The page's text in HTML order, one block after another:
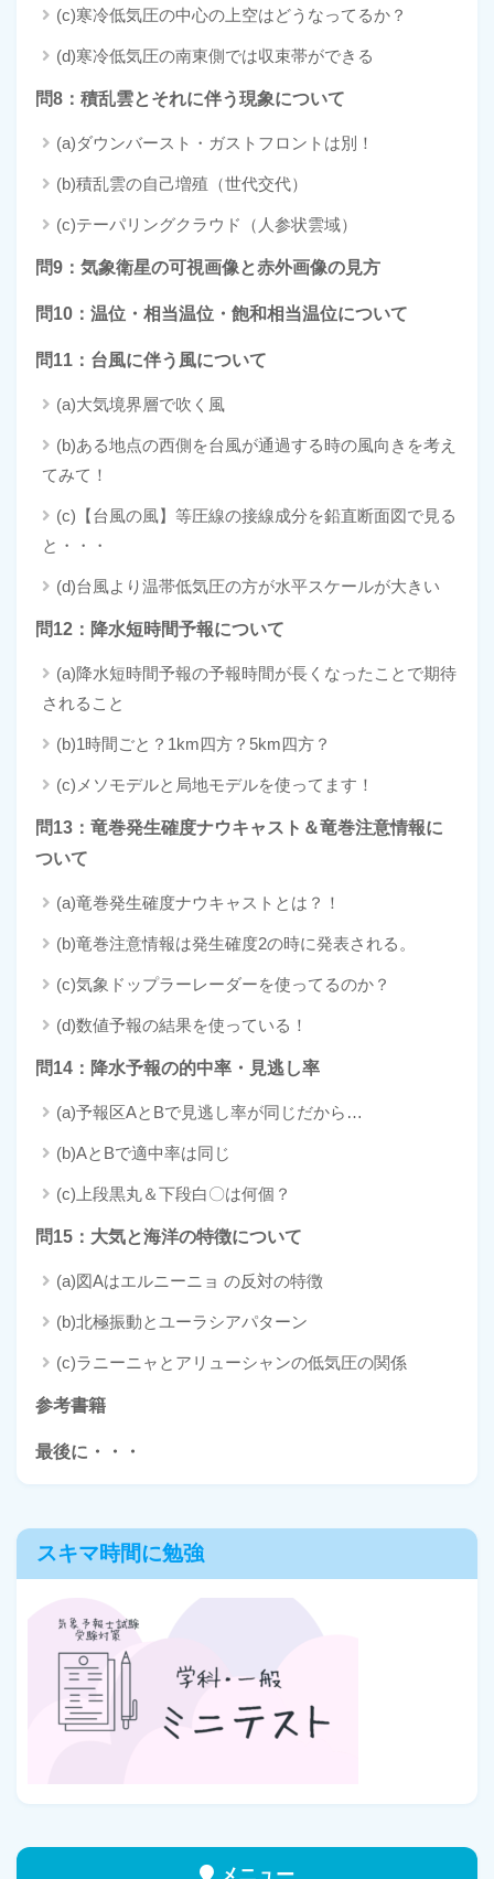
(c)寒冷低気圧の中心の上空はどうなってるか？
(d)寒冷低気圧の南東側では収束帯ができる
問8：積乱雲とそれに伴う現象について
(a)ダウンバースト・ガストフロントは別！
(b)積乱雲の自己増殖（世代交代）
(c)テーパリングクラウド（人参状雲域）
問9：気象衛星の可視画像と赤外画像の見方
問10：温位・相当温位・飽和相当温位について
問11：台風に伴う風について
(a)大気境界層で吹く風
(b)ある地点の西側を台風が通過する時の風向きを考え
てみて！
(c)【台風の風】等圧線の接線成分を鉛直断面図で見る
と・・・
(d)台風より温帯低気圧の方が水平スケールが大きい
問12：降水短時間予報について
(a)降水短時間予報の予報時間が長くなったことで期待
されること
(b)1時間ごと？1km四方？5km四方？
(c)メソモデルと局地モデルを使ってます！
問13：竜巻発生確度ナウキャスト＆竜巻注意情報に
ついて
(a)竜巻発生確度ナウキャストとは？！
(b)竜巻注意情報は発生確度2の時に発表される。
(c)気象ドップラーレーダーを使ってるのか？
(d)数値予報の結果を使っている！
問14：降水予報の的中率・見逃し率
(a)予報区AとBで見逃し率が同じだから…
(b)AとBで適中率は同じ
(c)上段黒丸＆下段白〇は何個？
問15：大気と海洋の特徴について
(a)図Aはエルニーニョ の反対の特徴
(b)北極振動とユーラシアパターン
(c)ラニーニャとアリューシャンの低気圧の関係
参考書籍
最後に・・・
スキマ時間に勉強